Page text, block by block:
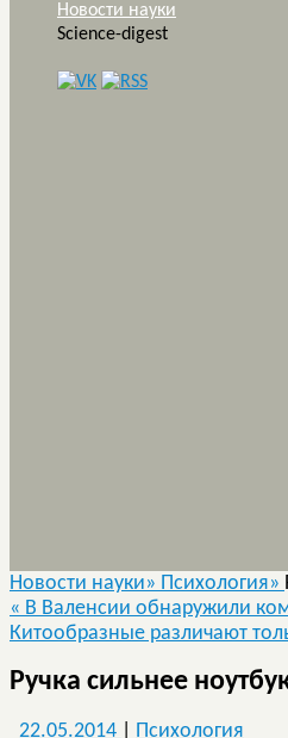
Новости науки
Science-digest
Новости науки» Психология»
« В Валенсии обнаружили
Китообразные различают
Ручка сильнее
22.05.2014 Психология